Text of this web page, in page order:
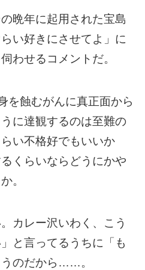
晩年に起用された宝島
い好きにさせてよ」に
わせるコメントだ。
を蝕むがんに真正面から
に達観するのは至難の
い不格好でもいいか
くらいならどうにかや
。
カレー沢いわく、こう
と言ってるうちに「も
うのだから……。